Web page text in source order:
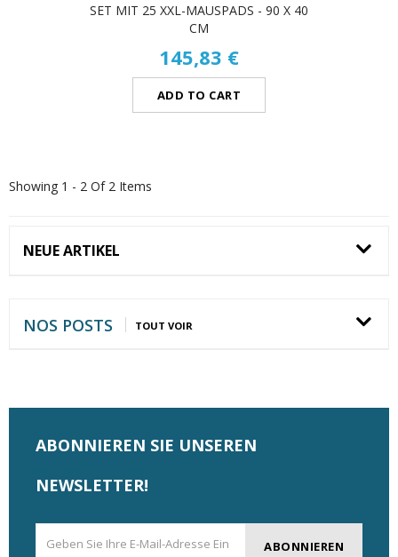
SET MIT 25 XXL-MAUSPADS - 90 X 40
CM
145,83 €
ADD TO CART
Showing 1 - 2 Of 2 Items
NEUE ARTIKEL
NOS POSTS TOUT VOIR
ABONNIEREN SIE UNSEREN
NEWSLETTER!
ABONNIEREN